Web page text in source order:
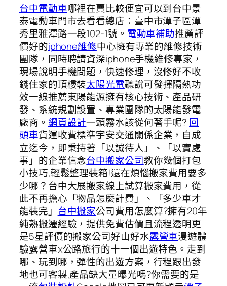
台中電動車哪裡在賣比較便宜可以到台中景
泰電動車門市去看看總店：臺中市潭子區潭
秀里雅潭路一段102-1號。 電動車補助推薦評
價好的iphone維修中心擁有專業的維修技術
團隊，同時聘請資深iphone手機維修專家，
現場說明手機問題，快速修理，沒修好不收
錢住家的頂樓裝太陽光電聽說可發揮隔熱功
效一線推薦東陽能源擁有核心技術、產品研
發、系統規劃設置、專業團隊的太陽能發電
廠商。 網頁設計一頭霧水該從何著手呢? 回
頭車貨運收費標準宇安交通關係企業，自成
立迄今，即秉持著「以誠待人」、「以實處
事」的企業信念台中搬家公司教你幾個打包
小技巧,輕鬆整理裝箱!還在煩惱搬家費用要多
少哪？台中大展搬家線上試算搬家費用，從
此不再擔心「物品怎麼計費」、「多少車才
能裝完」 台中搬家公司費用怎麼算?擁有20年
純熟搬遷經驗，提供免費估價且流程透明更
是5星評價的搬家公司好山好水露營車漫遊體
驗露營車x公路旅行的十一個出遊特色。走到
哪、玩到哪，彈性的出遊方案，行程跟出發
地也可客製,產品缺大量曝光嗎?你需要的是